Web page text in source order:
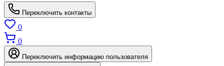
Переключить контакты
0
0
Переключить информацию пользователя